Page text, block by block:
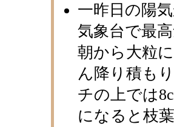
一昨日の陽
気象台で最
朝から大粒
ん降り積も
チの上では
になると枝